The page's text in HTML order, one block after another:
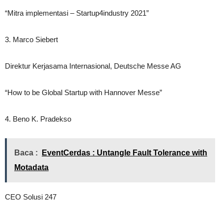
“Mitra implementasi – Startup4industry 2021”
3. Marco Siebert
Direktur Kerjasama Internasional, Deutsche Messe AG
“How to be Global Startup with Hannover Messe”
4. Beno K. Pradekso
Baca :
EventCerdas : Untangle Fault Tolerance with
Motadata
CEO Solusi 247